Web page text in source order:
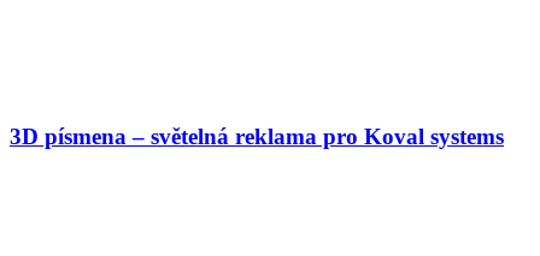
3D písmena – světelná reklama pro Koval systems